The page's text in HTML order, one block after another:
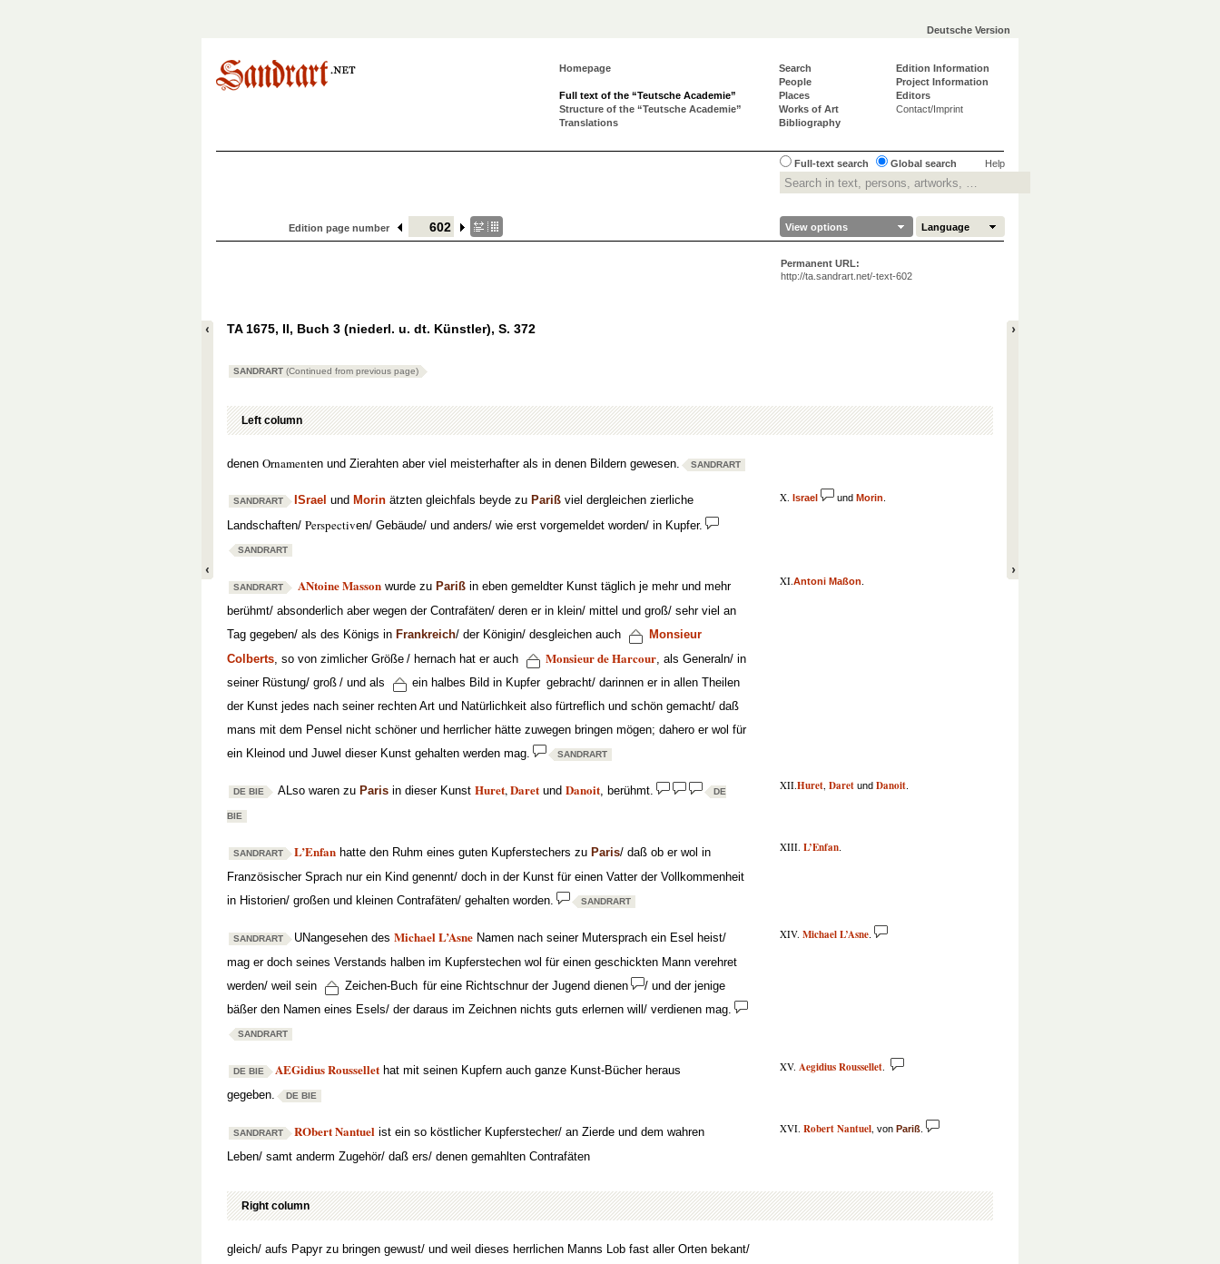
Deutsche Version
Homepage
Full text of the “Teutsche Academie”
Structure of the “Teutsche Academie”
Translations
Search
People
Places
Works of Art
Bibliography
Edition Information
Project Information
Editors
Contact/Imprint
Edition page number
Help
Full-text search Global search
View options Language
Permanent URL:
http://ta.sandrart.net/-text-602
TA 1675, II, Buch 3 (niederl. u. dt. Künstler), S. 372
SANDRART (Continued from previous page)
Left column
denen Ornamenten und Zierahten aber viel meisterhafter als in denen Bildern gewesen. SANDRART
SANDRART X. Israel und Morin
ISrael und Morin ätzten gleichfals beyde zu Pariß viel dergleichen zierliche
Landschaften/ Perspectiven/ Gebäude/ und anders/ wie erst vorgemeldet worden/ in Kupfer.
SANDRART
SANDRART XI.Antoni Maßon
ANtoine Masson wurde zu Pariß in eben gemeldter Kunst täglich je mehr und mehr
berühmt/ absonderlich aber wegen der Contrafäten/ deren er in klein/ mittel und groß/ sehr viel an
Tag gegeben/ als des Königs in Frankreich/ der Königin/ desgleichen auch
Monsieur
Colberts, so von zimlicher Größe / hernach hat er auch Monsieur de Harcour, als Generaln/ in
seiner Rüstung/ groß / und als ein halbes Bild in Kupfer gebracht/ darinnen er in allen Theilen
der Kunst jedes nach seiner rechten Art und Natürlichkeit also fürtreflich und schön gemacht/ daß
mans mit dem Pensel nicht schöner und herrlicher hätte zuwegen bringen mögen; dahero er wol für
ein Kleinod und Juwel dieser Kunst gehalten werden mag.
SANDRART
DE BIE XII.Huret, Daret und Danoit
ALso waren zu Paris in dieser Kunst Huret,Daret und Danoit, berühmt. DE
BIE
SANDRART XIII. L’Enfan
L’Enfan hatte den Ruhm eines guten Kupferstechers zu Paris/ daß ob er wol in
Französischer Sprach nur ein Kind genennt/ doch in der Kunst für einen Vatter der Vollkommenheit
in Historien/ großen und kleinen Contrafäten/ gehalten worden.
SANDRART
SANDRART XIV. Michael L’Asne
UNangesehen des Michael L’Asne Namen nach seiner Mutersprach ein Esel heist/
mag er doch seines Verstands halben im Kupferstechen wol für einen geschickten Mann verehret
werden/ weil sein
Zeichen-Buch für eine Richtschnur der Jugend dienen
/ und der jenige
bäßer den Namen eines Esels/ der daraus im Zeichnen nichts guts erlernen will/ verdienen mag.
SANDRART
DE BIE XV. Aegidius Roussellet.
AEGidius Roussellet hat mit seinen Kupfern auch ganze Kunst-Bücher heraus
gegeben.
DE BIE
SANDRART XVI. Robert Nantuel, von Pariß
RObert Nantuel ist ein so köstlicher Kupferstecher/ an Zierde und dem wahren
Leben/ samt anderm Zugehör/ daß ers/ denen gemahlten Contrafäten
Right column
gleich/ aufs Papyr zu bringen gewust/ und weil dieses herrlichen Manns Lob fast aller Orten bekant/